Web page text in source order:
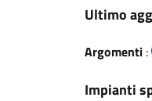
Ultimo
Argomenti :
Impianti